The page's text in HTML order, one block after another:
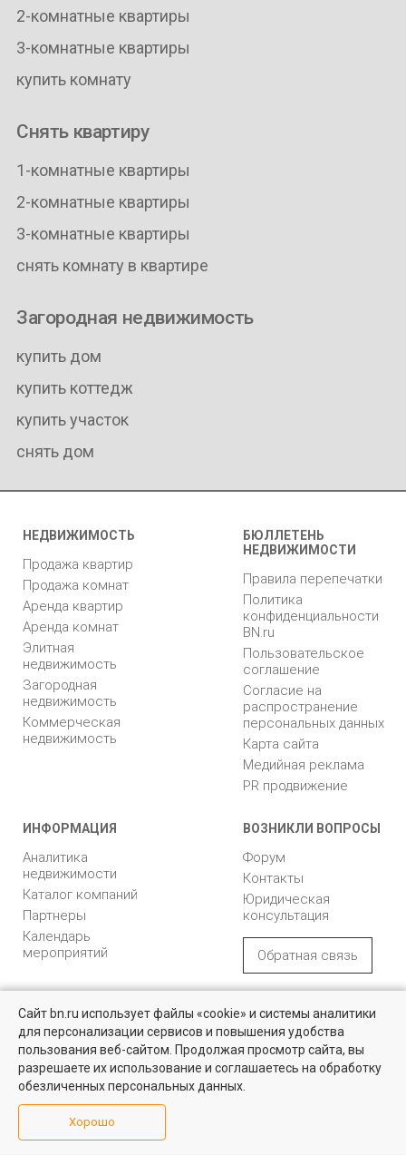
Найти квартиру - это просто!
Выбирайте среди 14 тысяч проверенных вариантов на вторичом
рынке жилья на портале BN.ru
Посмотреть объявления
2-комнатные квартиры
3-комнатные квартиры
купить комнату
Снять квартиру
1-комнатные квартиры
2-комнатные квартиры
3-комнатные квартиры
снять комнату в квартире
Загородная недвижимость
купить дом
купить коттедж
купить участок
снять дом
НЕДВИЖИМОСТЬ
Продажа квартир
Продажа комнат
Аренда квартир
Аренда комнат
Элитная
недвижимость
Загородная
недвижимость
Коммерческая
недвижимость
БЮЛЛЕТЕНЬ
НЕДВИЖИМОСТИ
Правила перепечатки
Политика
конфиденциальности
BN.ru
Пользовательское
соглашение
Согласие на
распространение
персональных данных
Карта сайта
Медийная реклама
PR продвижение
ИНФОРМАЦИЯ
Аналитика
недвижимости
Каталог компаний
Партнеры
Календарь
мероприятий
ВОЗНИКЛИ ВОПРОСЫ
Форум
Контакты
Юридическая
консультация
Обратная связь
с ограниченной
ответственностью
"Управляющая
компания "Бюллетень
недвижимости"
«БН»
196105, Санкт-
Петербург, пр. Юрия
Гагарина, 1
reklama@bn.ru
Сайт bn.ru использует файлы «cookie» и системы аналитики
для персонализации сервисов и повышения удобства
пользования веб-сайтом. Продолжая просмотр сайта, вы
разрешаете их использование и соглашаетесь на обработку
обезличенных персональных данных.
Хорошо